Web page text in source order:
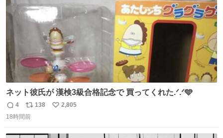
ネット彼氏が 漢検3級合格記念で 買ってくれた.ᐟ.ᐟ🩵
返
信
4
リ
ポ
138
い
2,805
18時間前